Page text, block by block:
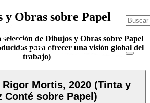
y Obras sobre Papel
selección de Dibujos y Obras sobre Papel
para ofrecer una visión global del
trabajo)
Mortis, 2020 (Tinta y
Conté sobre Papel)